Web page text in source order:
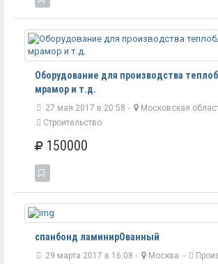
Оборудование для производства
мрамор и т.д.
27 мая 2017 в 20:58 - Московская
Строительство
150000
спанбонд ламинирОванный
29 марта 2017 в 16:08 - Москва -